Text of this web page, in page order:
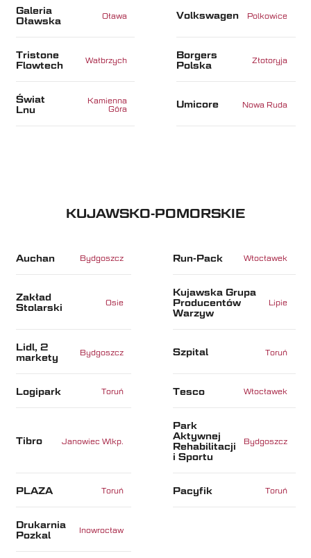
Galeria
Oławska
Oława Volkswagen Polkowice
Tristone
Flowtech
Wałbrzych
Borgers
Polska
Złotoryja
Świat
Lnu
Kamienna
Góra
Umicore Nowa Ruda
KUJAWSKO-POMORSKIE
Auchan Bydgoszcz Run-Pack Włocławek
Zakład
Stolarski
Osie
Kujawska Grupa
Producentów
Warzyw
Lipie
Lidl, 2
markety
Bydgoszcz Szpital Toruń
Logipark Toruń Tesco Włocławek
Tibro Janowiec Wlkp.
Park
Aktywnej
Rehabilitacji
i Sportu
Bydgoszcz
PLAZA Toruń Pacyfik Toruń
Drukarnia
Pozkal
Inowrocław